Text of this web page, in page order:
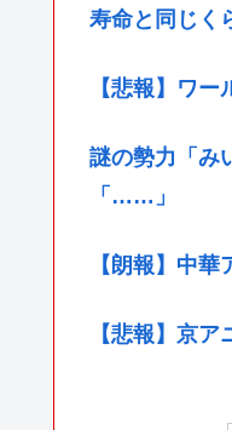
寿命と同じく
【悲報】ワ
謎の勢力「み
「……」
【朗報】中
【悲報】京